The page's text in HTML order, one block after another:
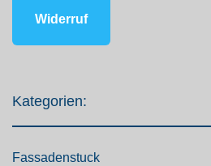
Widerruf
Kategorien:
Fassadenstuck